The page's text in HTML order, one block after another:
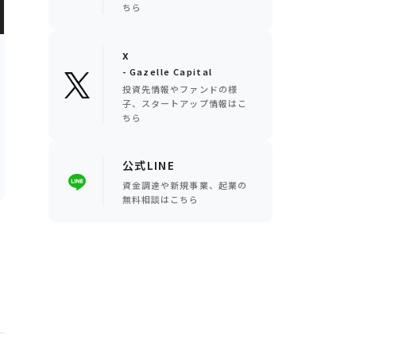
ちら
x
- Gazelle Capital
投資先情報やファンドの様
子、スタートアップ情報はこ
ちら
公式LINE
資金調達や新規事業、起業の
無料相談はこちら